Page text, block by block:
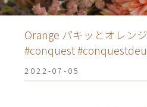
Orange パキッとオレン
#conquest #conquestdeu
2022-07-05